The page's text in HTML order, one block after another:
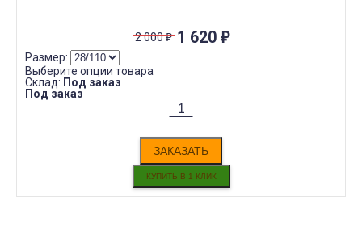
2 000₽ 1 620 ₽
Размер:
Выберите опции товара
Склад: Под заказ
Под заказ
ЗАКАЗАТЬ